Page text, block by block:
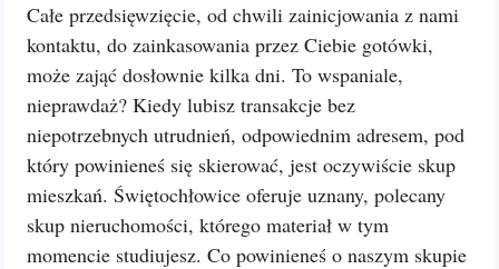
Całe przedsięwzięcie, od chwili zainicjowania z nami
kontaktu, do zainkasowania przez Ciebie gotówki,
może zająć dosłownie kilka dni. To wspaniale,
nieprawdaż? Kiedy lubisz transakcje bez
niepotrzebnych utrudnień, odpowiednim adresem, pod
który powinieneś się skierować, jest oczywiście skup
mieszkań. Świętochłowice oferuje uznany, polecany
skup nieruchomości, którego materiał w tym
momencie studiujesz. Co powinieneś o naszym skupie